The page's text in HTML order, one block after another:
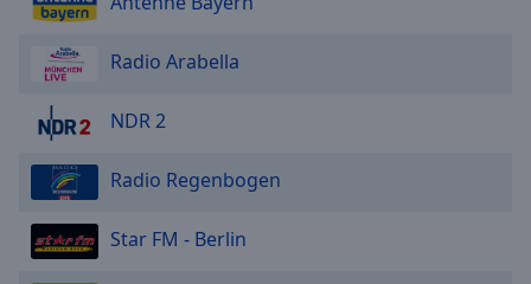
Radio Arabella
NDR 2
Radio Regenbogen
Star FM - Berlin